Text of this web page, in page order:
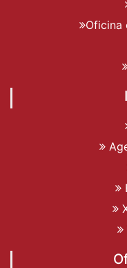
Oficina